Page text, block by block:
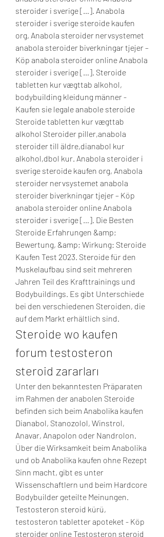
steroider i sverige […]. Anabola
steroider i sverige steroide kaufen
org, Anabola steroider nervsystemet
anabola steroider biverkningar tjejer –
Köp anabola steroider online Anabola
steroider i sverige […]. Steroide
tabletten kur vægttab alkohol,
bodybuilding kleidung männer -
Kaufen sie legale anabole steroide
Steroide tabletten kur vægttab
alkohol Steroider piller,anabola
steroider till äldre,dianabol kur
alkohol,dbol kur. Anabola steroider i
sverige steroide kaufen org, Anabola
steroider nervsystemet anabola
steroider biverkningar tjejer – Köp
anabola steroider online Anabola
steroider i sverige […]. Die Besten
Steroide Erfahrungen &amp;
Bewertung, &amp; Wirkung: Steroide
Kaufen Test 2023. Steroide für den
Muskelaufbau sind seit mehreren
Jahren Teil des Krafttrainings und
Bodybuildings. Es gibt Unterschiede
bei den verschiedenen Steroiden, die
auf dem Markt erhältlich sind.
Steroide wo kaufen
forum testosteron
steroid zararları
Unter den bekanntesten Präparaten
im Rahmen der anabolen Steroide
befinden sich beim Anabolika kaufen
Dianabol, Stanozolol, Winstrol,
Anavar, Anapolon oder Nandrolon.
Über die Wirksamkeit beim Anabolika
und ob Anabolika kaufen ohne Rezept
Sinn macht, gibt es unter
Wissenschaftlern und beim Hardcore
Bodybuilder geteilte Meinungen.
Testosteron steroid kürü,
testosteron tabletter apoteket - Köp
steroider online Testosteron steroid